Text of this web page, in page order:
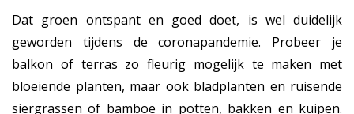
Dat groen ontspant en goed doet, is wel duidelijk
geworden tijdens de coronapandemie. Probeer je
balkon of terras zo fleurig mogelijk te maken met
bloeiende planten, maar ook bladplanten en ruisende
siergrassen of bamboe in potten, bakken en kuipen.